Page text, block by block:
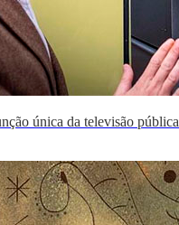
única da televisão pública